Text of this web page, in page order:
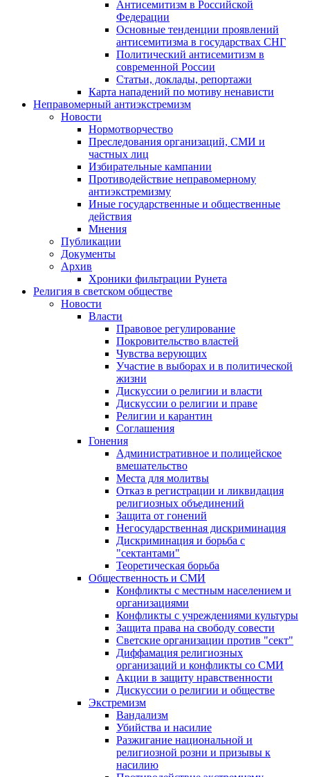
Антисемитизм в Российской
Федерации
Основные тенденции проявлений
антисемитизма в государствах СНГ
Политический антисемитизм в
современной России
Статьи, доклады, репортажи
Карта нападений по мотиву ненависти
Неправомерный антиэкстремизм
Новости
Нормотворчество
Преследования организаций, СМИ и
частных лиц
Избирательные кампании
Противодействие неправомерному
антиэкстремизму
Иные государственные и общественные
действия
Мнения
Публикации
Документы
Архив
Хроники фильтрации Рунета
Религия в светском обществе
Новости
Власти
Правовое регулирование
Покровительство властей
Чувства верующих
Участие в выборах и в политической
жизни
Дискуссии о религии и власти
Дискуссии о религии и праве
Религии и карантин
Соглашения
Гонения
Административное и полицейское
вмешательство
Места для молитвы
Отказ в регистрации и ликвидация
религиозных объединений
Защита от гонений
Негосударственная дискриминация
Дискриминация и борьба с
"сектантами"
Теоретическая борьба
Общественность и СМИ
Конфликты с местным населением и
организациями
Конфликты с учреждениями культуры
Защита права на свободу совести
Светские организации против "сект"
Диффамация религиозных
организаций и конфликты со СМИ
Акции в защиту нравственности
Дискуссии о религии и обществе
Экстремизм
Вандализм
Убийства и насилие
Разжигание национальной и
религиозной розни и призывы к
насилию